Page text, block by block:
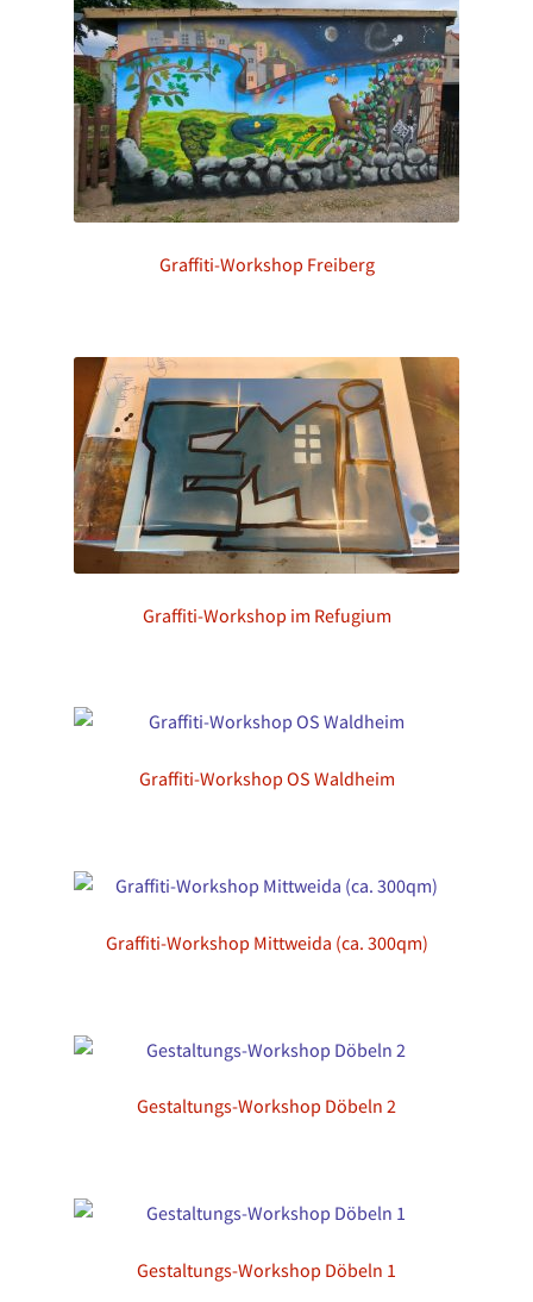
Graffiti-Workshop Freiberg
Graffiti-Workshop im Refugium
Graffiti-Workshop OS Waldheim
Graffiti-Workshop Mittweida (ca. 300qm)
Gestaltungs-Workshop Döbeln 2
Gestaltungs-Workshop Döbeln 1